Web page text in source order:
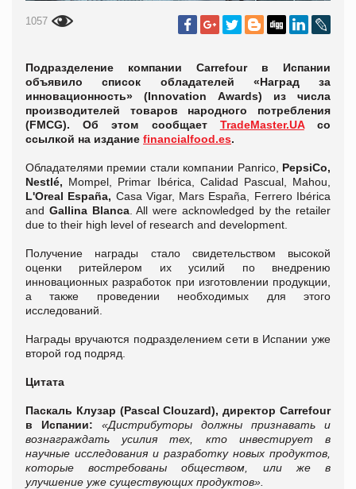
1057
Подразделение компании Carrefour в Испании
объявило список обладателей «Наград за
инновационность» (Innovation Awards) из числа
производителей товаров народного потребления
(FMCG). Об этом сообщает TradeMaster.UAсо
ссылкой на издание financialfood.es.
Обладателями премии стали компании Panrico, PepsiCo,
Nestlé, Mompel, Primar Ibérica, Calidad Pascual, Mahou,
L'Oreal España, Casa Vigar, Mars España, Ferrero Ibérica
and Gallina Blanca. All were acknowledged by the retailer
due to their high level of research and development.
Получение награды стало свидетельством высокой
оценки ритейлером их усилий по внедрению
инновационных разработок при изготовлении продукции,
а также проведении необходимых для этого
исследований.
Награды вручаются подразделением сети в Испании уже
второй год подряд.
Цитата
Паскаль Клузар (Pascal Clouzard), директор Carrefour
в Испании:
«Дистрибуторы должны признавать и
вознаграждать усилия тех, кто инвестирует в
научные исследования и разработку новых продуктов,
которые востребованы обществом, или же в
улучшение уже существующих продуктов».